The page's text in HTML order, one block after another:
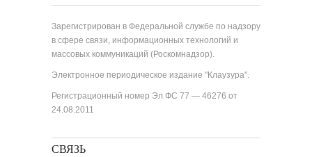
Зарегистрирован в Федеральной службе по надзору
в сфере связи, информационных технологий и
массовых коммуникаций (Роскомнадзор).
Электронное периодическое издание "Клаузура".
Регистрационный номер Эл ФС 77 — 46276 от
24.08.2011
СВЯЗЬ